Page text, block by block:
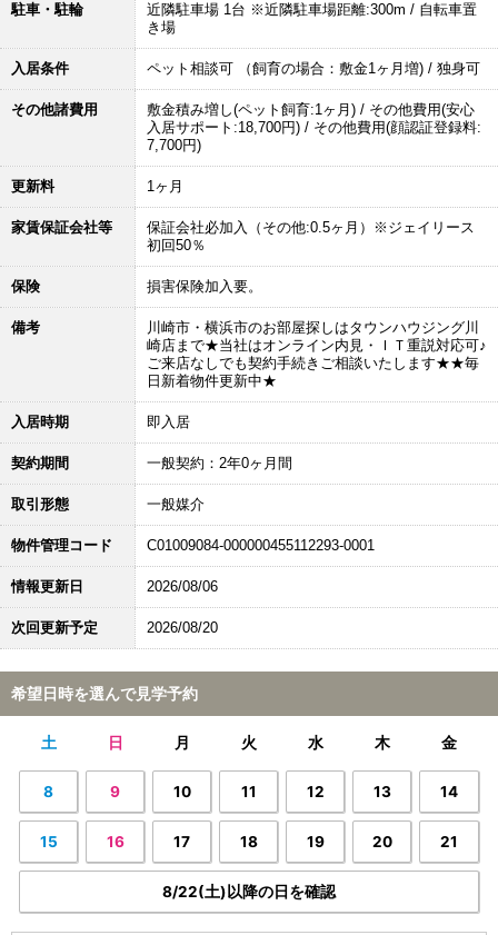
駐車・駐輪
近隣駐車場 1台 ※近隣駐車場距離:300m / 自転車置
き場
入居条件 ペット相談可 （飼育の場合：敷金1ヶ月増) / 独身可
その他諸費用
敷金積み増し(ペット飼育:1ヶ月) / その他費用(安心
入居サポート:18,700円) / その他費用(顔認証登録料:
7,700円)
更新料 1ヶ月
家賃保証会社等
保証会社必加入（その他:0.5ヶ月）※ジェイリース
初回50％
保険 損害保険加入要。
備考
川崎市・横浜市のお部屋探しはタウンハウジング川
崎店まで★当社はオンライン内見・ＩＴ重説対応可♪
ご来店なしでも契約手続きご相談いたします★★毎
日新着物件更新中★
入居時期 即入居
契約期間 一般契約：2年0ヶ月間
取引形態 一般媒介
物件管理コード C01009084-000000455112293-0001
情報更新日 2026/08/06
次回更新予定 2026/08/20
希望日時を選んで見学予約
土 日 月 火 水 木 金
8 9 10 11 12 13 14
15 16 17 18 19 20 21
8/22(土)以降の日を確認